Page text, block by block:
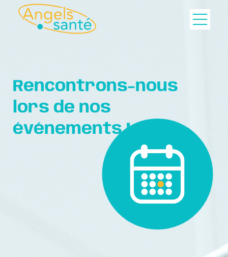
Rencontrons-nous
lors de nos
événements !